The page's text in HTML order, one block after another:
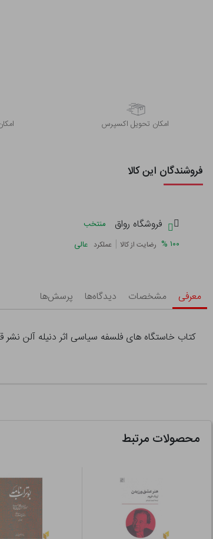
اﻣﮑﺎن ﺗﺤﻮﯾﻞ اﮐﺴﭙﺮس
فروشندگان این کالا
فروشگاه رواق
منتخب
۱۰۰ % رضایت از کالا | عملکرد عالی
معرفی مشخصات دیدگاه‌ها پرسش‌ها
کتاب خاستگاه های فلسفه سیاسی اثر دنیله آلن نشر
محصولات مرتبط